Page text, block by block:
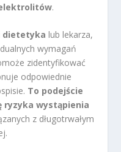
.
dietetyka lub lekarza,
wymagań
zidentyfikować
odpowiednie
To podejście
ryzyka wystąpienia
z długotrwałym